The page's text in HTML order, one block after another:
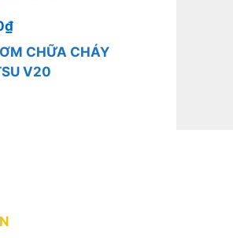
₫
CHỮA CHÁY
V20